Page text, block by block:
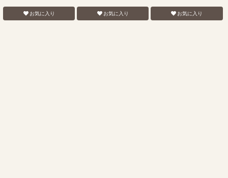
お気に入り お気に入り お気に入り